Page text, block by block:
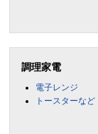
調理家電
電子レンジ
トースターなど